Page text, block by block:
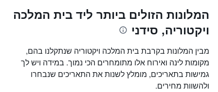
המלונות הזולים ביותר ליד בית המלכה
ויקטוריה, סידני
מבין המלונות בקרבת בית המלכה ויקטוריה שנתקלנו בהם,
מקומות לינה ואירוח אלו מתומחרים הכי נמוך. במידה ויש לך
גמישות בתאריכים, מומלץ לשנות את התאריכים שנבחרו
ולהשוות מחירים.